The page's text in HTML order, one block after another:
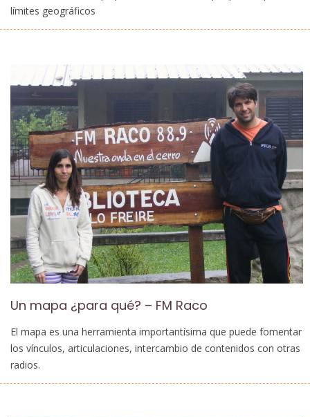
límites geográficos
Un mapa ¿para qué? – FM Raco
El mapa es una herramienta importantísima que puede fomentar
los vínculos, articulaciones, intercambio de contenidos con otras
radios.